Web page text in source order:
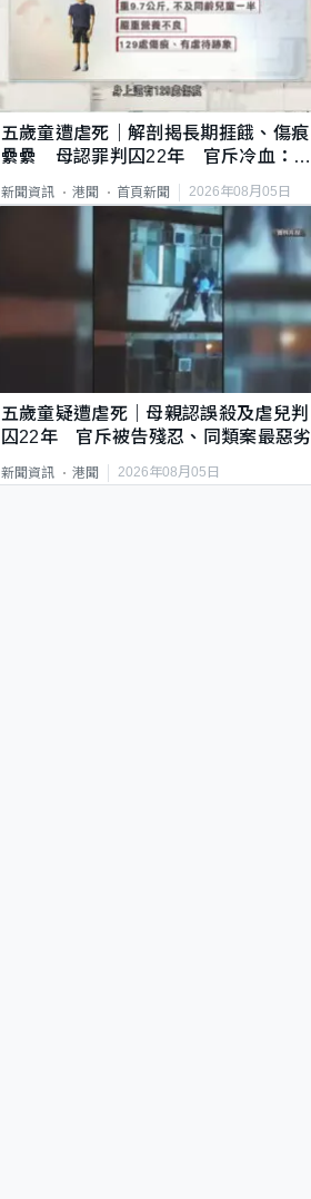
五歲童遭虐死｜解剖揭長期捱餓、傷痕
纍纍 母認罪判囚22年 官斥冷血：同
新聞資訊 港聞 首頁新聞 2026年08月05日
五歲童疑遭虐死｜母親認誤殺及虐兒判
囚22年 官斥被告殘忍、同類案最惡劣
新聞資訊 港聞 2026年08月05日